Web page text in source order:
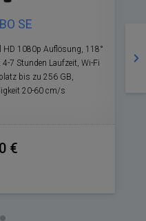
SE
HD 1080p Auflösung, 118°
7 Stunden Laufzeit, Wi-Fi
bis zu 256 GB,
20-60 cm/s
€